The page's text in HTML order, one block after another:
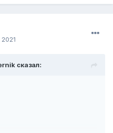
сказал: